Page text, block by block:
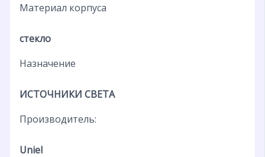
Материал корпуса
стекло
Назначение
ИСТОЧНИКИ СВЕТА
Производитель:
Uniel